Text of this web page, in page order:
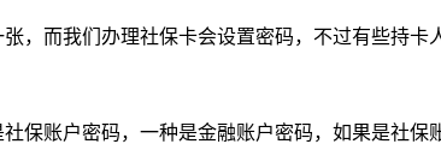
，而我们办理社保卡会设置密码，不过有些持
保账户密码，一种是金融账户密码，如果是社